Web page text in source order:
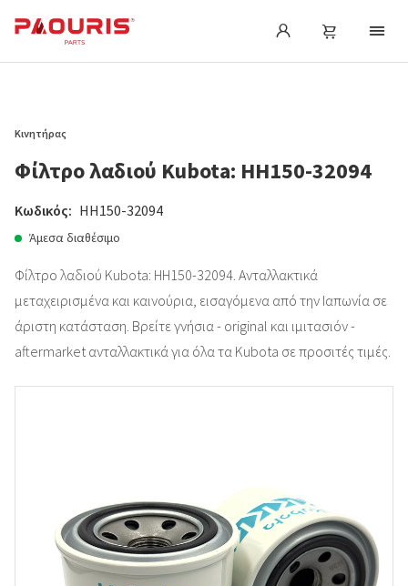
Κινητήρας
Φίλτρο λαδιού Kubota: HH150-32094
Κωδικός: HH150-32094
Άμεσα διαθέσιμο
Φίλτρο λαδιού Kubota: HH150-32094. Ανταλλακτικά
μεταχειρισμένα και καινούρια, εισαγόμενα από την Ιαπωνία σε
άριστη κατάσταση. Βρείτε γνήσια - original και ιμιτασιόν -
aftermarket ανταλλακτικά για όλα τα Kubota σε προσιτές τιμές.